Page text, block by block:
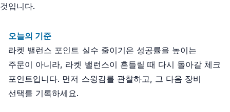
것입니다.
오늘의 기준
라켓 밸런스 포인트 실수 줄이기은 성공률을 높이는
주문이 아니라, 라켓 밸런스이 흔들릴 때 다시 돌아갈 체크
포인트입니다. 먼저 스윙감를 관찰하고, 그 다음 장비
선택를 기록하세요.